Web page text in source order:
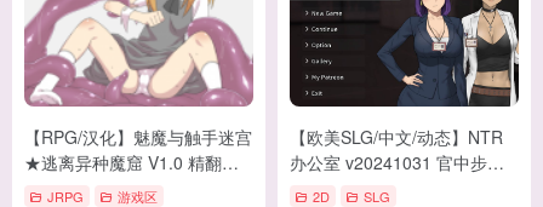
【RPG/汉化】魅魔与触手迷宫
★逃离异种魔窟 V1.0 精翻汉
化版 【320M/新汉化】
JRPG 游戏区
【欧美SLG/中文/动态】NTR
办公室 v20241031 官中步兵
版 【2.1G/新作】
2D SLG